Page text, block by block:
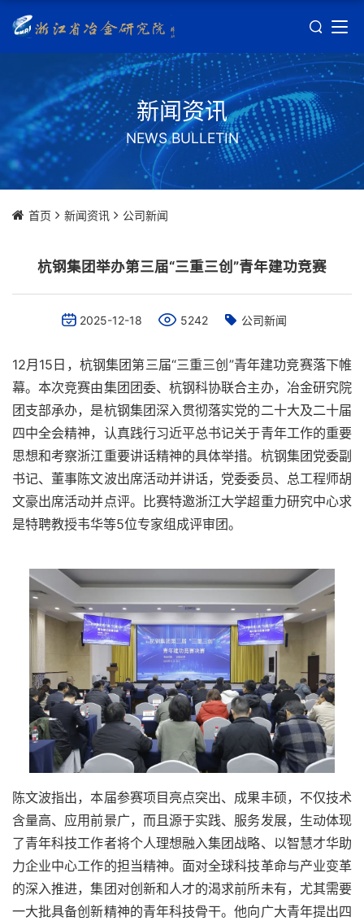
新闻资讯
NEWS BULLETIN
首页 新闻资讯 公司新闻
杭钢集团举办第三届“三重三创”青年建功竞赛
2025-12-18 5242 公司新闻
12月15日，杭钢集团第三届“三重三创”青年建功竞赛落下帷
幕。本次竞赛由集团团委、杭钢科协联合主办，冶金研究院
团支部承办，是杭钢集团深入贯彻落实党的二十大及二十届
四中全会精神，认真践行习近平总书记关于青年工作的重要
思想和考察浙江重要讲话精神的具体举措。杭钢集团党委副
书记、董事陈文波出席活动并讲话，党委委员、总工程师胡
文豪出席活动并点评。比赛特邀浙江大学超重力研究中心求
是特聘教授韦华等5位专家组成评审团。
陈文波指出，本届参赛项目亮点突出、成果丰硕，不仅技术
含量高、应用前景广，而且源于实践、服务发展，生动体现
了青年科技工作者将个人理想融入集团战略、以智慧才华助
力企业中心工作的担当精神。面对全球科技革命与产业变革
的深入推进，集团对创新和人才的渴求前所未有，尤其需要
一大批具备创新精神的青年科技骨干。他向广大青年提出四